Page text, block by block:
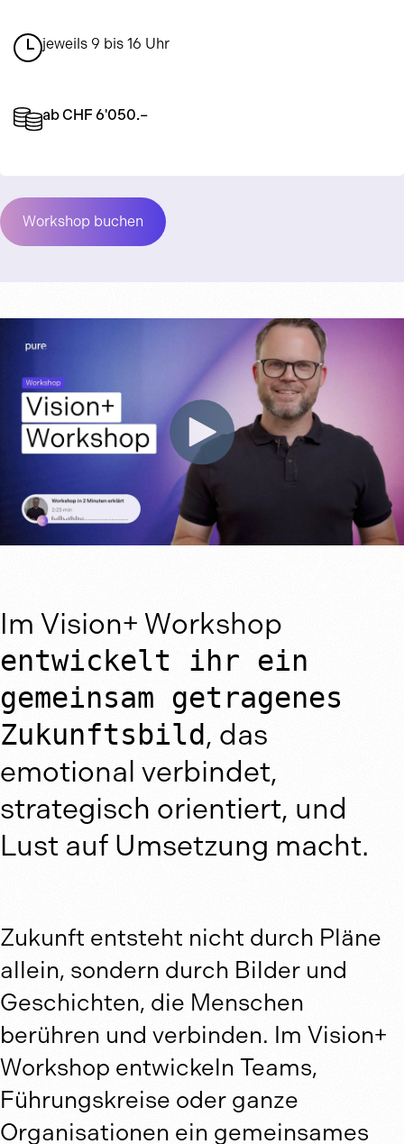
jeweils 9 bis 16 Uhr
ab CHF 6'050.–
Workshop buchen
Im Vision+ Workshop
entwickelt ihr ein
gemeinsam getragenes
Zukunftsbild, das
emotional verbindet,
strategisch orientiert, und
Lust auf Umsetzung macht.
Zukunft entsteht nicht durch Pläne
allein, sondern durch Bilder und
Geschichten, die Menschen
berühren und verbinden. Im Vision+
Workshop entwickeln Teams,
Führungskreise oder ganze
Organisationen ein gemeinsames